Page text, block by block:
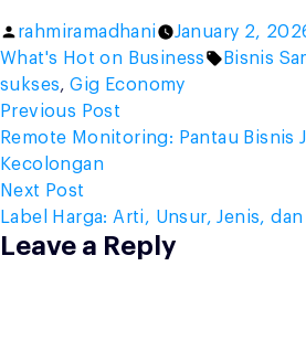
Posted
by
rahmiramadhani January 2,
What's Hot on Business Tags:
Bisnis
sukses,Gig Economy
Post
navigation
Previous Post
post:
Remote Monitoring: Pantau Bisnis
Kecolongan
Next Post
post:
Label Harga: Arti, Unsur, Jenis,
Leave a Reply